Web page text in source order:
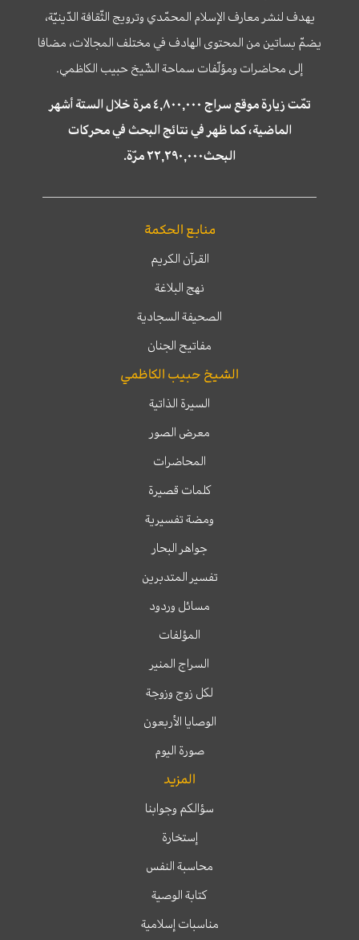
يهدف لنشر معارف الإسلام المحمّدي وترويج الثّقافة الدّينيّة،
يضمّ بساتين من المحتوى الهادف في مختلف المجالات، مضافا
إلى محاضرات ومؤلّفات سماحة الشّيخ حبيب الكاظمي.
تمّت زيارة موقع سراج ٤,٨٠٠,٠٠٠ مرة خلال الستة أشهر
الماضية، كما ظهر في نتائج البحث في محركات
البحث٢٢,٢٩٠,٠٠٠ مرّة.
منابع الحكمة
القرآن الكريم
نهج البلاغة
الصحيفة السجادية
مفاتيح الجنان
الشيخ حبيب الكاظمي
السيرة الذاتية
معرض الصور
المحاضرات
كلمات قصيرة
ومضة تفسيرية
جواهر البحار
تفسير المتدبرين
مسائل وردود
المؤلفات
السراج المنير
لكل زوج وزوجة
الوصايا الأربعون
صورة اليوم
المزيد
سؤالكم وجوابنا
إستخارة
محاسبة النفس
كتابة الوصية
مناسبات إسلامية